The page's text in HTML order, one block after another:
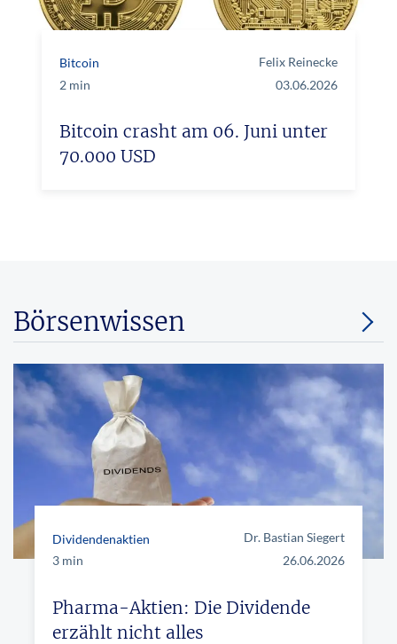
Bitcoin
Felix Reinecke
2 min
03.06.2026
Bitcoin crasht am 06. Juni unter
70.000 USD
Börsenwissen
Dividendenaktien
Dr. Bastian Siegert
3 min
26.06.2026
Pharma-Aktien: Die Dividende
erzählt nicht alles